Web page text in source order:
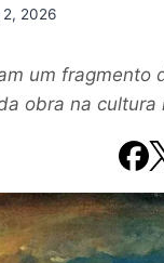
2, 2026
um fragmento
obra na cultura